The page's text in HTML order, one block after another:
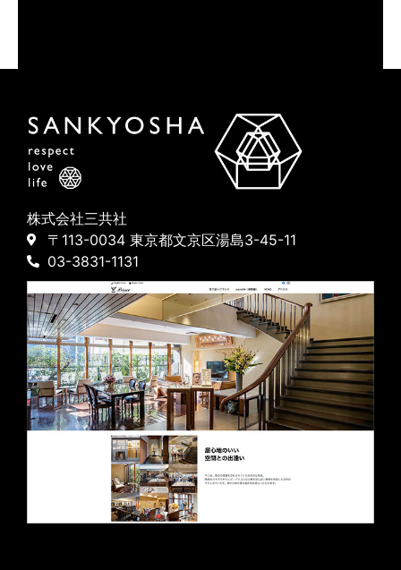
株式会社三共社
〒113-0034 東京都文京区湯島3-45-11
03-3831-1131